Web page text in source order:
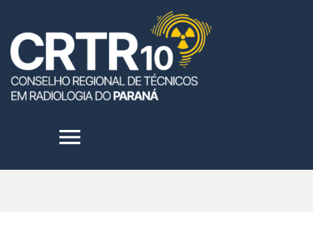
content
Toggle